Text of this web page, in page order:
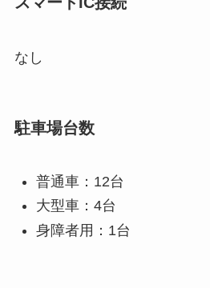
なし
駐車場台数
普通車：12台
大型車：4台
身障者用：1台